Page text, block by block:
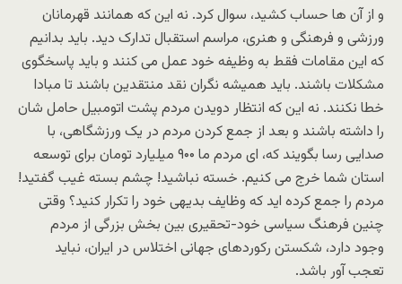
و از آن ها حساب کشید، سوال کرد. نه این که همانند قهرمانان
ورزشی و فرهنگی و هنری، مراسم استقبال تدارک دید. باید بدانیم
که این مقامات فقط به وظیفه خود عمل می کنند و باید پاسخگوی
مشکلات باشند. باید همیشه نگران نقد منتقدین باشند تا مبادا
خطا نکنند. نه این که انتظار دویدن مردم پشت اتومبیل حامل شان
را داشته باشند و بعد از جمع کردن مردم در یک ورزشگاهی، با
صدایی رسا بگویند که، ای مردم ما ۹۰۰ میلیارد تومان برای توسعه
استان شما خرج می کنیم. خسته نباشید! چشم بسته غیب گفتید!
مردم را جمع کرده اید که وظایف بدیهی خود را تکرار کنید؟ وقتی
چنین فرهنگ سیاسی خود-تحقیری بین بخش بزرگی از مردم
وجود دارد، شکستن رکوردهای جهانی اختلاس در ایران، نباید
تعجب آور باشد.